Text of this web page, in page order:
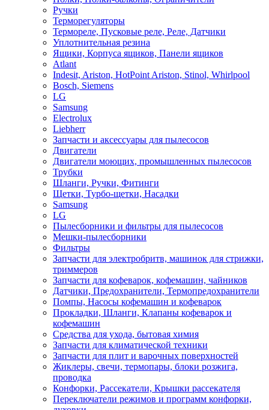
Ручки
Терморегуляторы
Термореле, Пусковые реле, Реле, Датчики
Уплотнительная резина
Ящики, Корпуса ящиков, Панели ящиков
Atlant
Indesit, Ariston, HotPoint Ariston, Stinol, Whirlpool
Bosch, Siemens
LG
Samsung
Electrolux
Liebherr
Запчасти и аксессуары для пылесосов
Двигатели
Двигатели моющих, промышленных пылесосов
Трубки
Шланги, Ручки, Фитинги
Щетки, Турбо-щетки, Насадки
Samsung
LG
Пылесборники и фильтры для пылесосов
Мешки-пылесборники
Фильтры
Запчасти для электробритв, машинок для стрижки,
триммеров
Запчасти для кофеварок, кофемашин, чайников
Датчики, Предохранители, Термопредохранители
Помпы, Насосы кофемашин и кофеварок
Прокладки, Шланги, Клапаны кофеварок и
кофемашин
Средства для ухода, бытовая химия
Запчасти для климатической техники
Запчасти для плит и варочных поверхностей
Жиклеры, свечи, термопары, блоки розжига,
проводка
Конфорки, Рассекатели, Крышки рассекателя
Переключатели режимов и программ конфорки,